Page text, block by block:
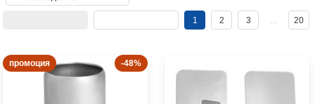
1 2 3 20
промоция -48%